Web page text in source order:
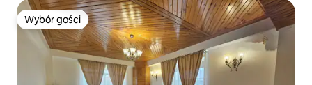
Wybór gości
Wybór gości